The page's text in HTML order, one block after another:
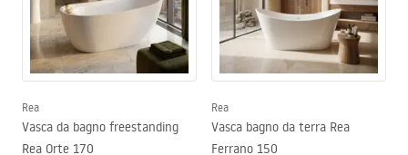
Rea
Vasca da bagno freestanding
Rea Orte 170
Rea
Vasca bagno da terra Rea
Ferrano 150